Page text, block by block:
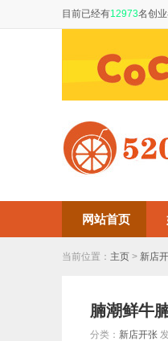
目前已经有12973名创
网站首页
当前位置： 主页 > 新店
腩潮鲜牛
分类： 新店开张